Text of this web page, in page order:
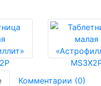
Комментарии (0)